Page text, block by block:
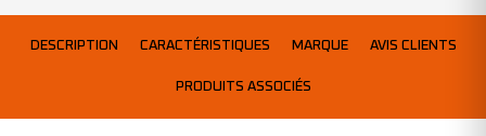
DESCRIPTION CARACTÉRISTIQUES MARQUE AVIS CLIENTS
PRODUITS ASSOCIÉS